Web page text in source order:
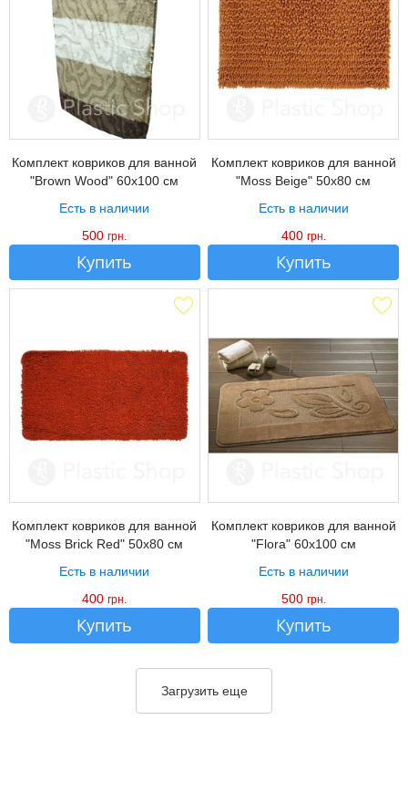
Комплект ковриков для ванной
"Brown Wood" 60х100 см
Есть в наличии
500грн.
Купить
Комплект ковриков для ванной
"Moss Beige" 50х80 см
Есть в наличии
400 грн.
Купить
Комплект ковриков для ванной
"Moss Brick Red" 50х80 см
Есть в наличии
400грн.
Купить
Комплект ковриков для ванной
"Flora" 60х100 см
Есть в наличии
500 грн.
Купить
Загрузить еще